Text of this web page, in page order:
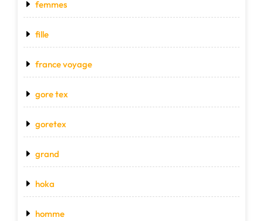
femmes
fille
france voyage
gore tex
goretex
grand
hoka
homme